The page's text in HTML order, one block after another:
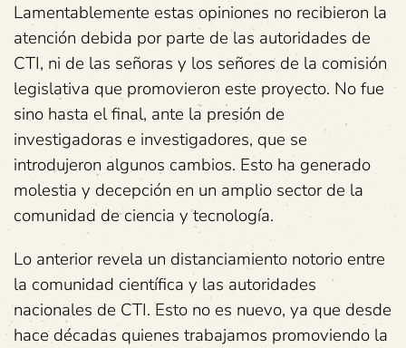
Lamentablemente estas opiniones no recibieron la
atención debida por parte de las autoridades de
CTI, ni de las señoras y los señores de la comisión
legislativa que promovieron este proyecto. No fue
sino hasta el final, ante la presión de
investigadoras e investigadores, que se
introdujeron algunos cambios. Esto ha generado
molestia y decepción en un amplio sector de la
comunidad de ciencia y tecnología.
Lo anterior revela un distanciamiento notorio entre
la comunidad científica y las autoridades
nacionales de CTI. Esto no es nuevo, ya que desde
hace décadas quienes trabajamos promoviendo la